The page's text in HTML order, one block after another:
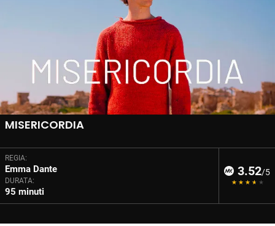
MISERICORDIA
REGIA:
Emma Dante
DURATA:
95 minuti
3.52/5